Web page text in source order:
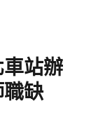
站辦
缺